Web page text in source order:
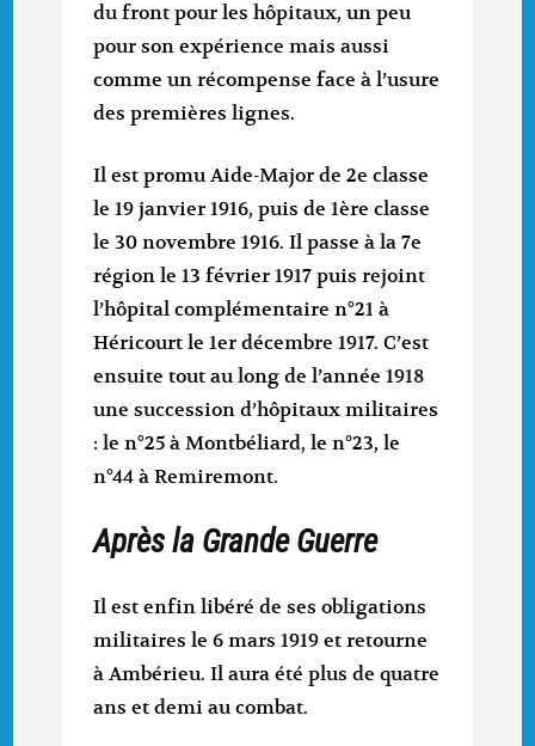
du front pour les hôpitaux, un peu
pour son expérience mais aussi
comme un récompense face à l’usure
des premières lignes.
Il est promu Aide-Major de 2e classe
le 19 janvier 1916, puis de 1ère classe
le 30 novembre 1916. Il passe à la 7e
région le 13 février 1917 puis rejoint
l’hôpital complémentaire n°21 à
Héricourt le 1er décembre 1917. C’est
ensuite tout au long de l’année 1918
une succession d’hôpitaux militaires
: le n°25 à Montbéliard, le n°23, le
n°44 à Remiremont.
Après la Grande Guerre
Il est enfin libéré de ses obligations
militaires le 6 mars 1919 et retourne
à Ambérieu. Il aura été plus de quatre
ans et demi au combat.